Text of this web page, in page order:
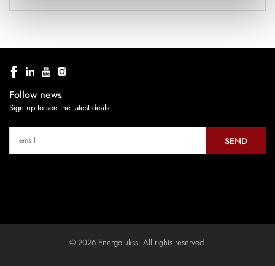
Follow news
Sign up to see the latest deals
SEND
© 2026 Energolukss. All rights reserved.